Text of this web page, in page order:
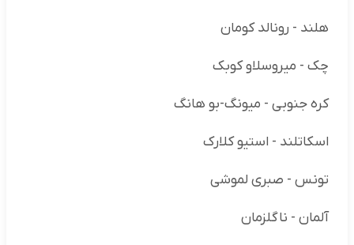
هلند - رونالد کومان
چک - میروسلاو کوبک
کره جنوبی - میونگ-بو هانگ
اسکاتلند - استیو کلارک
تونس - صبری لموشی
آلمان - ناگلزمان